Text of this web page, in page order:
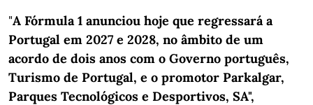
"A Fórmula 1 anunciou hoje que regressará a
Portugal em 2027 e 2028, no âmbito de um
acordo de dois anos com o Governo português,
Turismo de Portugal, e o promotor Parkalgar,
Parques Tecnológicos e Desportivos, SA",